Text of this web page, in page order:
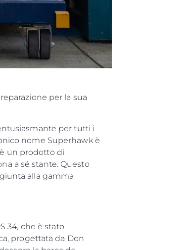
per la sua
per tutti i
nome Superhawk è
un prodotto di
a sé stante. Questo
alla gamma
34, che è stato
progettata da Don